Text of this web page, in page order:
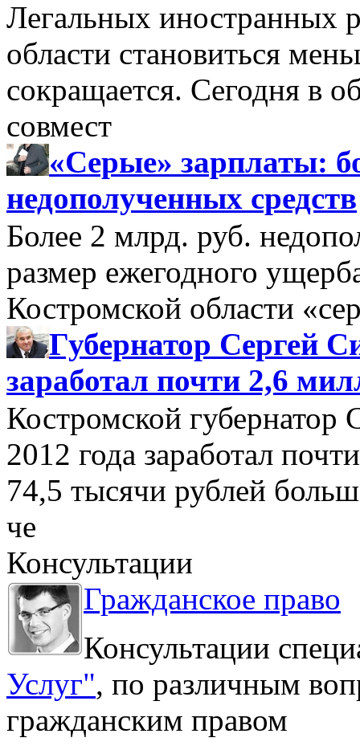
Легальных иностранных
области становиться
сокращается. Сегодня в
совмест
«Серые» зарплаты:
недополученных средств
Более 2 млрд. руб.
размер ежегодного
Костромской области
Губернатор Сергей
заработал почти 2,6
Костромской губернатор
2012 года заработал
74,5 тысячи рублей
че
Консультации
Гражданское право
Консультации
Услуг", по различным
гражданским правом